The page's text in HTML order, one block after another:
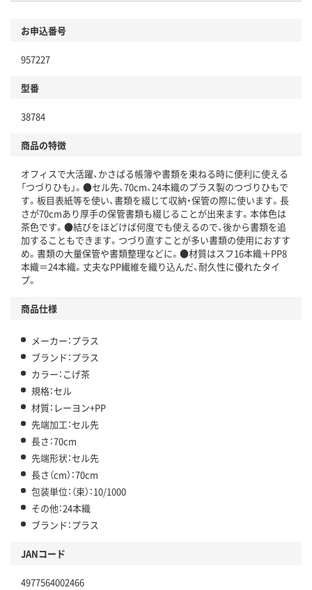
お申込番号
957227
型番
38784
商品の特徴
オフィスで大活躍、かさばる帳簿や書類を束ねる時に便利に使える
「つづりひも」。●セル先、70cm、24本織のプラス製のつづりひもで
す。板目表紙等を使い、書類を綴じて収納・保管の際に使います。長
さが70cmあり厚手の保管書類も綴じることが出来ます。本体色は
茶色です。●結びをほどけば何度でも使えるので、後から書類を追
加することもできます。つづり直すことが多い書類の使用におすす
め。書類の大量保管や書類整理などに。●材質はスフ16本織＋PP8
本織＝24本織。丈夫なPP繊維を織り込んだ、耐久性に優れたタイ
プ。
商品仕様
メーカー：プラス
ブランド：プラス
カラー：こげ茶
規格：セル
材質：レーヨン+PP
先端加工：セル先
長さ：70cm
先端形状：セル先
長さ（cm）：70cm
包装単位：（束）：10/1000
その他：24本織
ブランド：プラス
JANコード
4977564002466